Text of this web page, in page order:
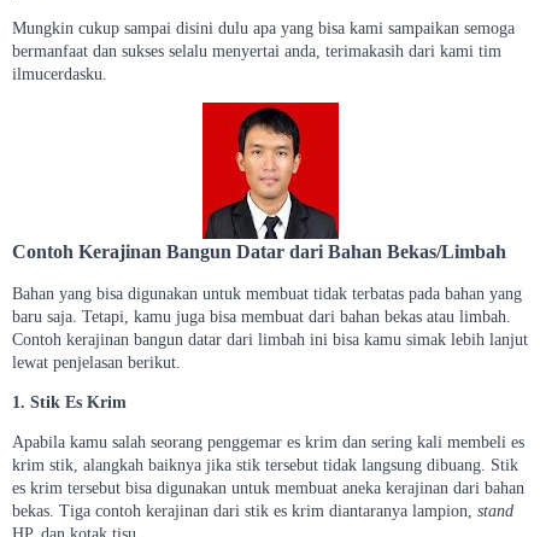
Mungkin cukup sampai disini dulu apa yang bisa kami sampaikan semoga
bermanfaat dan sukses selalu menyertai anda, terimakasih dari kami tim
ilmucerdasku.
Contoh Kerajinan Bangun Datar dari Bahan Bekas/Limbah
Bahan yang bisa digunakan untuk membuat tidak terbatas pada bahan yang
baru saja. Tetapi, kamu juga bisa membuat dari bahan bekas atau limbah.
Contoh kerajinan bangun datar dari limbah ini bisa kamu simak lebih lanjut
lewat penjelasan berikut.
1. Stik Es Krim
Apabila kamu salah seorang penggemar es krim dan sering kali membeli es
krim stik, alangkah baiknya jika stik tersebut tidak langsung dibuang. Stik
es krim tersebut bisa digunakan untuk membuat aneka kerajinan dari bahan
bekas. Tiga contoh kerajinan dari stik es krim diantaranya lampion, stand